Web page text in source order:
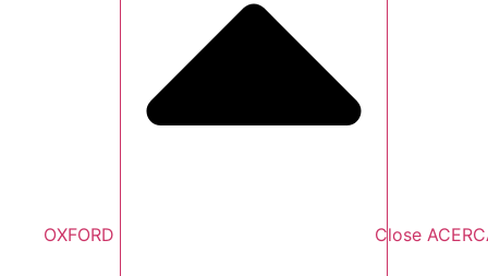
OXFORD Close